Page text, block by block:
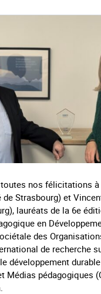
nos félicitations à
de Strasbourg) et
lauréats de la 6e
en
des
de recherche
développement durable
Médias pédagogiques